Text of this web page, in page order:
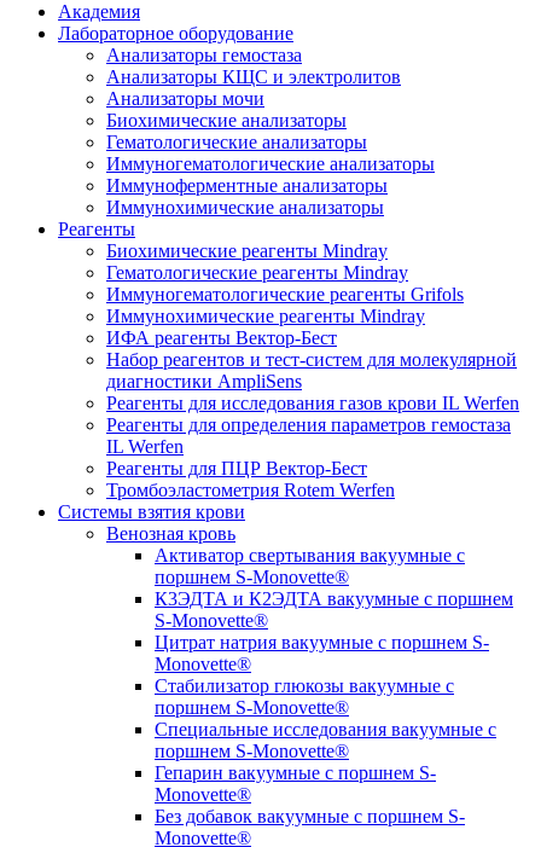
Академия
Лабораторное оборудование
Анализаторы гемостаза
Анализаторы КЩС и электролитов
Анализаторы мочи
Биохимические анализаторы
Гематологические анализаторы
Иммуногематологические анализаторы
Иммуноферментные анализаторы
Иммунохимические анализаторы
Реагенты
Биохимические реагенты Mindray
Гематологические реагенты Mindray
Иммуногематологические реагенты Grifols
Иммунохимические реагенты Mindray
ИФА реагенты Вектор-Бест
Набор реагентов и тест-систем для молекулярной
диагностики AmpliSens
Реагенты для исследования газов крови IL Werfen
Реагенты для определения параметров гемостаза
IL Werfen
Реагенты для ПЦР Вектор-Бест
Тромбоэластометрия Rotem Werfen
Системы взятия крови
Венозная кровь
Активатор свертывания вакуумные с
поршнем S-Monovette®
К3ЭДТА и К2ЭДТА вакуумные с поршнем
S-Monovette®
Цитрат натрия вакуумные с поршнем S-
Monovette®
Стабилизатор глюкозы вакуумные с
поршнем S-Monovette®
Специальные исследования вакуумные с
поршнем S-Monovette®
Гепарин вакуумные с поршнем S-
Monovette®
Без добавок вакуумные с поршнем S-
Monovette®